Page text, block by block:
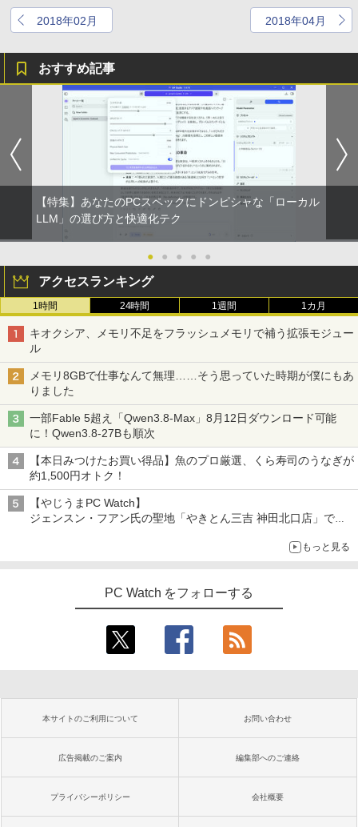
2018年02月 2018年04月
おすすめ記事
【特集】あなたのPCスペックにドンピシャな「ローカル
LLM」の選び方と快適化テク
● ● ● ● ●
アクセスランキング
1時間 24時間 1週間 1カ月
キオクシア、メモリ不足をフラッシュメモリで補う拡張モジュー
ル
メモリ8GBで仕事なんて無理……そう思っていた時期が僕にもあ
りました
一部Fable 5超え「Qwen3.8-Max」8月12日ダウンロード可能
に！Qwen3.8-27Bも順次
【本日みつけたお買い得品】魚のプロ厳選、くら寿司のうなぎが
約1,500円オトク！
【やじうまPC Watch】
ジェンスン・フアン氏の聖地「やきとん三吉 神田北口店」で
～コース名を変更したのはNVIDIAに怒られたからではないもっと見る
PC Watch をフォローする
本サイトのご利用について お問い合わせ
広告掲載のご案内 編集部へのご連絡
プライバシーポリシー 会社概要